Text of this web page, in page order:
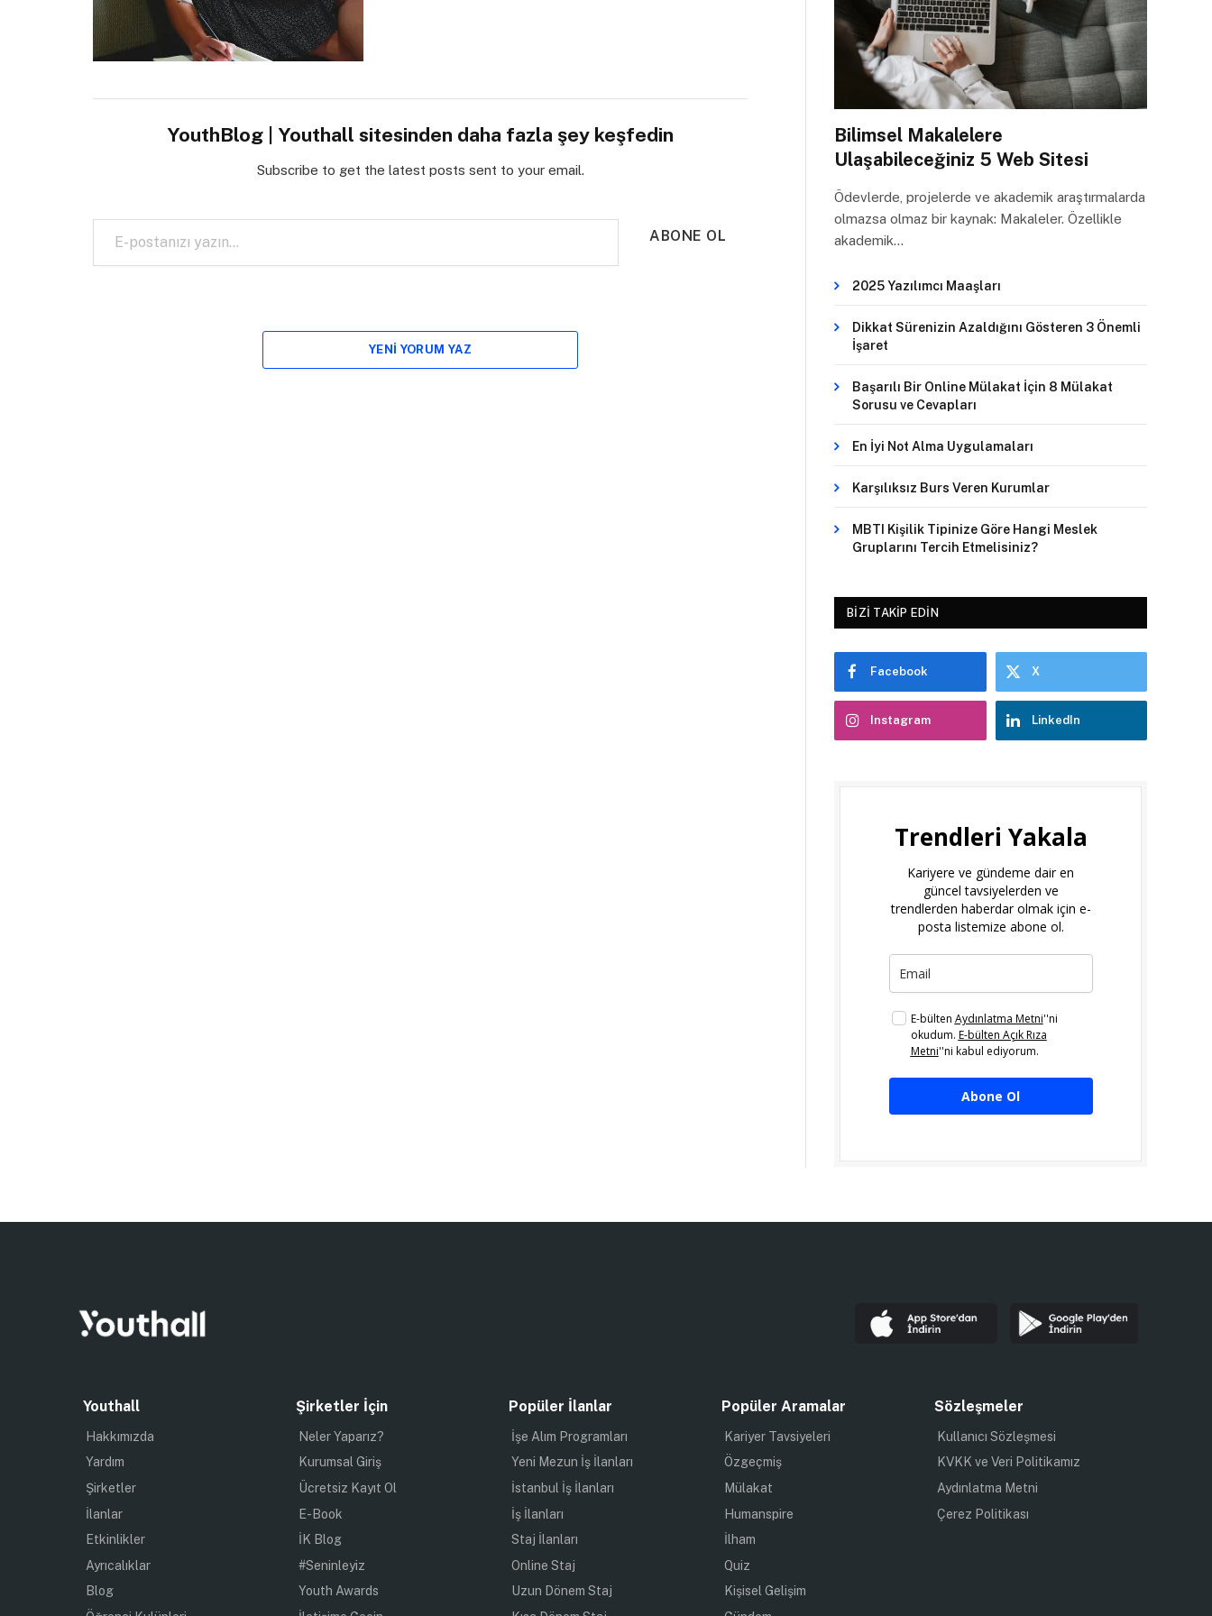
YouthBlog | Youthall sitesinden daha fazla şey keşfedin
Subscribe to get the latest posts sent to your email.
E-postanızı yazın…
ABONE OL
YENI YORUM YAZ
Bilimsel Makalelere
Ulaşabileceğiniz 5 Web Sitesi
Ödevlerde, projelerde ve akademik araştırmalarda
olmazsa olmaz bir kaynak: Makaleler. Özellikle
akademik…
2025 Yazılımcı Maaşları
Dikkat Sürenizin Azaldığını Gösteren 3 Önemli
İşaret
Başarılı Bir Online Mülakat İçin 8 Mülakat
Sorusu ve Cevapları
En İyi Not Alma Uygulamaları
Karşılıksız Burs Veren Kurumlar
MBTI Kişilik Tipinize Göre Hangi Meslek
Gruplarını Tercih Etmelisiniz?
BIZI TAKIP EDIN
Facebook X
Instagram LinkedIn
Trendleri Yakala
Kariyere ve gündeme dair en
güncel tavsiyelerden ve
trendlerden haberdar olmak için e-
posta listemize abone ol.
E-bülten Aydınlatma Metni''ni
okudum. E-bülten Açık Rıza
Metni''ni kabul ediyorum.
Abone Ol
Youthall
Hakkımızda
Yardım
Şirketler
İlanlar
Etkinlikler
Ayrıcalıklar
Blog
Şirketler İçin
Neler Yaparız?
Kurumsal Giriş
Ücretsiz Kayıt Ol
E-Book
İK Blog
#Seninleyiz
Youth Awards
Popüler İlanlar
İşe Alım Programları
Yeni Mezun İş İlanları
İstanbul İş İlanları
İş İlanları
Staj İlanları
Online Staj
Uzun Dönem Staj
Popüler Aramalar
Kariyer Tavsiyeleri
Özgeçmiş
Mülakat
Humanspire
İlham
Quiz
Kişisel Gelişim
Sözleşmeler
Kullanıcı Sözleşmesi
KVKK ve Veri Politikamız
Aydınlatma Metni
Çerez Politikası